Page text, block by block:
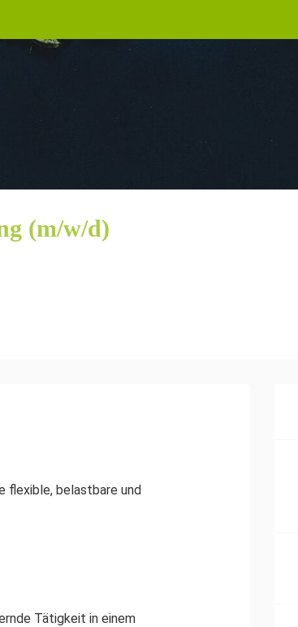
(m/w/d)
flexible, belastbare und
Tätigkeit in einem